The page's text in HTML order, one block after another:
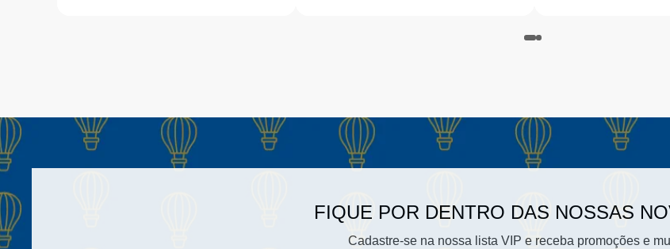
FIQUE POR DENTRO DAS NOSSAS
Cadastre-se na nossa lista VIP e receba promoções e